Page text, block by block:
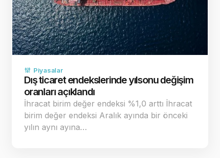
Piyasalar
Dış ticaret endekslerinde yılsonu değişim
oranları açıklandı
İhracat birim değer endeksi %1,0 arttı İhracat
birim değer endeksi Aralık ayında bir önceki
yılın aynı ayına…